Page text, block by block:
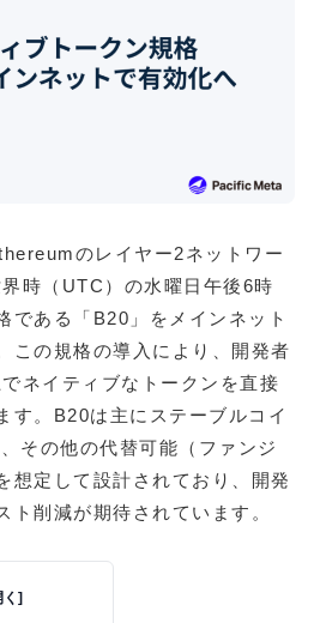
のレイヤー2ネットワー
時（UTC）の水曜日午後6時
である「B20」をメインネット
この規格の導入により、開発者
ネイティブなトークンを直接
す。B20は主にステーブルコイ
その他の代替可能（ファンジ
想定して設計されており、開発
ト削減が期待されています。